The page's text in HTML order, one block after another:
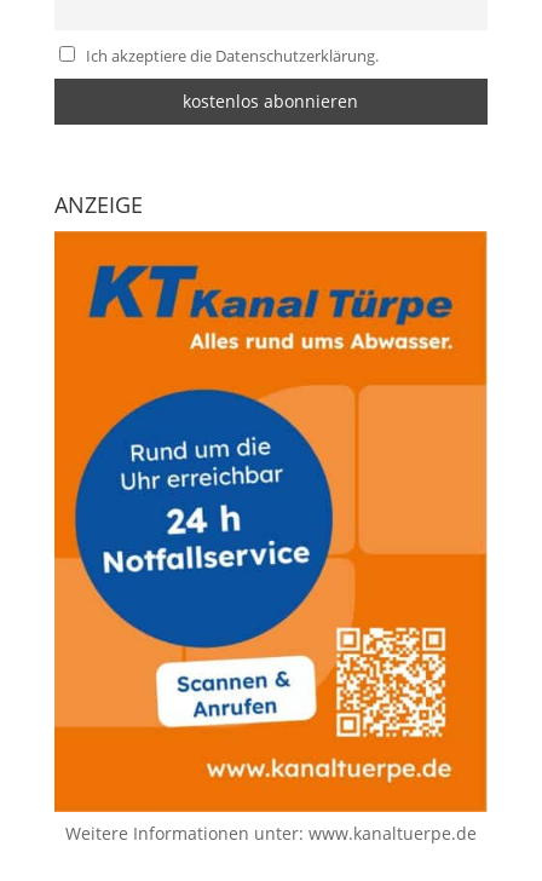
Ich akzeptiere die Datenschutzerklärung.
ANZEIGE
Weitere Informationen unter: www.kanaltuerpe.de